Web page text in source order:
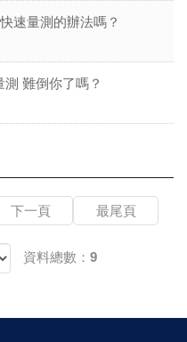
速量測的辦法嗎？
難倒你了嗎？
下一頁 最尾頁
資料總數：9